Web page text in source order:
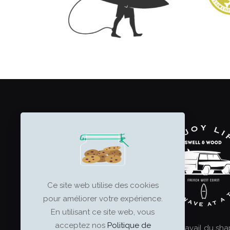
Le surf est un art, et le travail du
Ce site web utilise des cookies
pour améliorer votre expérience.
En utilisant ce site web, vous
acceptez nos Politique de